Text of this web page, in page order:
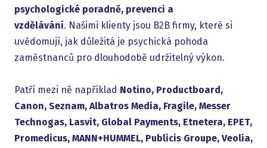
psychologické poradně, prevenci a
vzdělávání. Našimi klienty jsou B2B firmy, které si
uvědomují, jak důležitá je psychická pohoda
zaměstnanců pro dlouhodobě udržitelný výkon.
Patří mezi ně například Notino, Productboard,
Canon, Seznam, Albatros Media, Fragile, Messer
Technogas, Lasvit, Global Payments, Etnetera, EPET,
Promedicus, MANN+HUMMEL, Publicis Groupe, Veolia,